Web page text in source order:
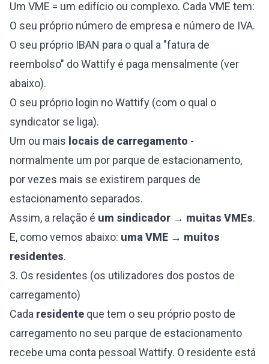
Um VME = um edifício ou complexo. Cada VME tem:
O seu próprio número de empresa e número de IVA.
O seu próprio IBAN para o qual a "fatura de
reembolso" do Wattify é paga mensalmente (ver
abaixo).
O seu próprio login no Wattify (com o qual o
syndicator se liga).
Um ou mais locais de carregamento -
normalmente um por parque de estacionamento,
por vezes mais se existirem parques de
estacionamento separados.
Assim, a relação é um sindicador → muitas VMEs.
E, como vemos abaixo: uma VME → muitos
residentes.
3. Os residentes (os utilizadores dos postos de
carregamento)
Cada residente que tem o seu próprio posto de
carregamento no seu parque de estacionamento
recebe uma conta pessoal Wattify. O residente está